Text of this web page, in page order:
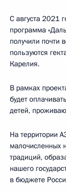
С августа 2021
программа
получили почти
пользуются
Карелия.
В рамках
будет
детей,
На территории
малочисленных
традиций,
нашего
в бюджете